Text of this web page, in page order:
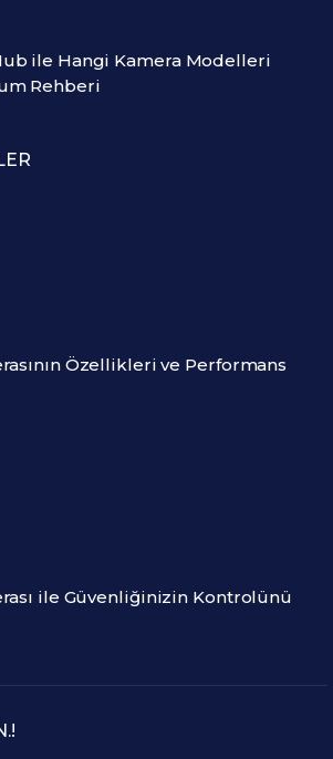
ile Hangi Kamera Modelleri
Rehberi
Özellikleri ve Performans
ile Güvenliğinizin Kontrolünü